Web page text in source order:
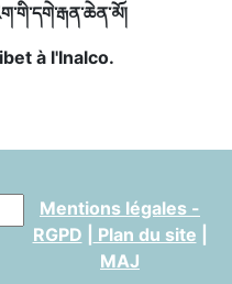
à l'Inalco.
Mentions légales -
RGPD
Plan du site
MAJ